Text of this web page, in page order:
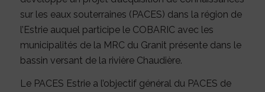
sur les eaux souterraines (PACES) dans la région de
l’Estrie auquel participe le COBARIC avec les
municipalités de la MRC du Granit présente dans le
bassin versant de la rivière Chaudière.
Le PACES Estrie a l’objectif général du PACES de